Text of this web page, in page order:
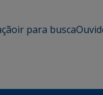
ir para busca